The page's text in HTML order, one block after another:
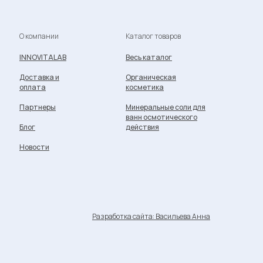
Разработка сайта: Васильева Анна
О компании Каталог товаров
INNOVITALAB
Доставка и
оплата
Партнеры
Блог
Новости
Весь каталог
Органическая
косметика
Минеральные соли для
ванн осмотического
действия